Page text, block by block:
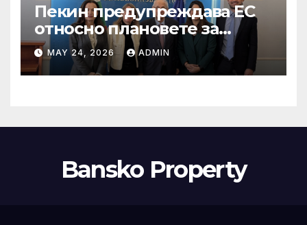
Пекин предупреждава ЕС
относно плановете за
насочване към китайски
продукти
MAY 24, 2026 ADMIN
Bansko Property